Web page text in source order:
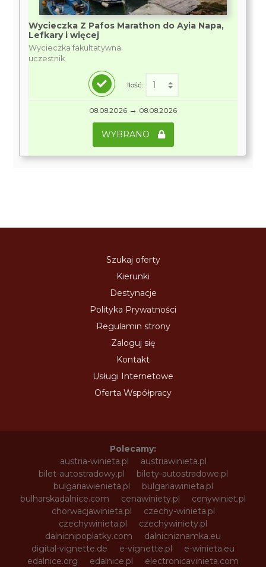
Wycieczka Z Pafos Marathon do Ayia Napa,
Lefkary i więcej
Wycieczka fakultatywna
uczestnik
Ilość:
08.08.2026 → 08.08.2026
WYBRANO
Szukaj oferty
Kierunki
Destynacje
Polityka Prywatności
Regulamin strony
Zaloguj się
Kontakt
Usługi Internetowe
Oferta Współpracy
Polecamy:
austria-winieta.pl
austriawinieta.pl
bilet-autostradowy.pl
bilety-autostradowe.pl
bulgariawienieta.pl
bulgariawinieta.pl
bulharskadalnice.com
cenawiniety.pl
cenywiniet.pl
chorwacjawinieta.pl
czechy-winieta.pl
czechywinieta.pl
czechywiniety.pl
dalnicnipoplatky.com
dalnicniznamka.eu
digital-vignette.de
e-vignette.pl
e-winieta.eu
edalnice.org
edalnice.pl
electronicavinieta.com